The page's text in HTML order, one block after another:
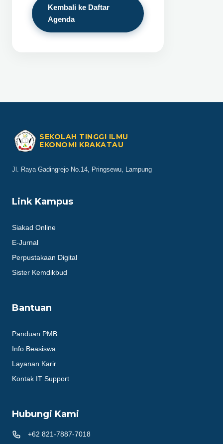
Kembali ke Daftar
Agenda
SEKOLAH TINGGI ILMU
EKONOMI KRAKATAU
Jl. Raya Gadingrejo No.14, Pringsewu, Lampung
Link Kampus
Siakad Online
E-Jurnal
Perpustakaan Digital
Sister Kemdikbud
Bantuan
Panduan PMB
Info Beasiswa
Layanan Karir
Kontak IT Support
Hubungi Kami
+62 821-7887-7018